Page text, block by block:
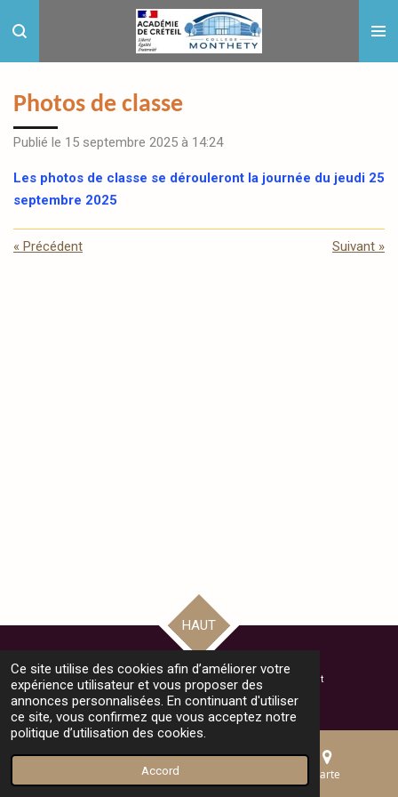
Ce site utilise des cookies afin d’améliorer votre
expérience utilisateur et vous proposer des
annonces personnalisées. En continuant d'utiliser
ce site, vous confirmez que vous acceptez notre
politique d’utilisation des cookies.
Accord
au
contenu
Photos de classe
Publié le 15 septembre 2025 à 14:24
Les photos de classe se dérouleront la journée du jeudi 25
septembre 2025
« Précédent Suivant »
HAUT
© 2024 - 2025 Bienvenue au Collège Monthéty - Pontault Combault
Téléphone Carte